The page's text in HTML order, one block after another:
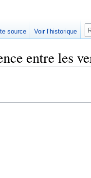
entre les
source Voir l’historique